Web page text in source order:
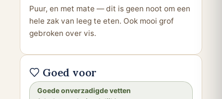
Puur, en met mate — dit is geen noot om een
hele zak van leeg te eten. Ook mooi grof
gebroken over vis.
Goed voor
Goede onverzadigde vetten